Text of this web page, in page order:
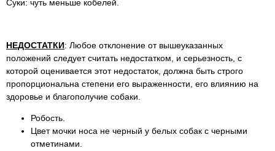
Суки: чуть меньше кобелей.
НЕДОСТАТКИ: Любое отклонение от вышеуказанных
положений следует считать недостатком, и серьезность, с
которой оценивается этот недостаток, должна быть строго
пропорциональна степени его выраженности, его влиянию на
здоровье и благополучие собаки.
Робость.
Цвет мочки носа не черный у белых собак с черными
отметинами.